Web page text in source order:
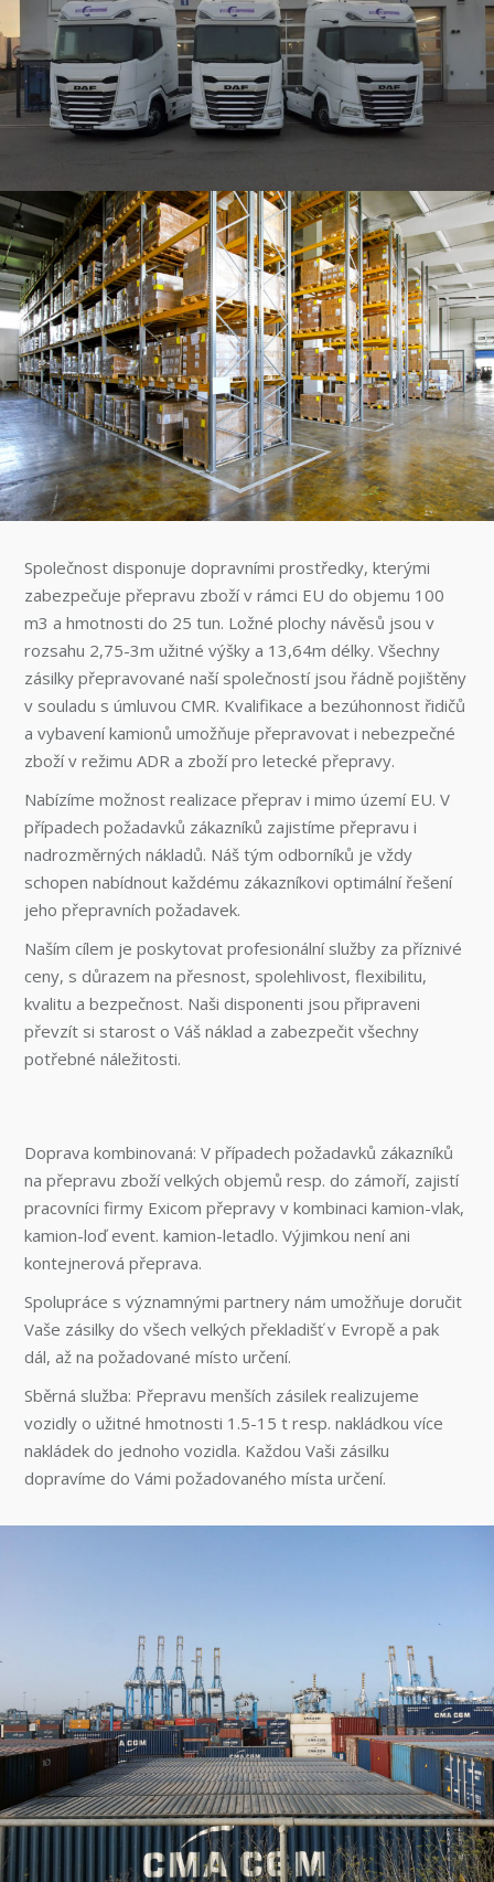
Společnost disponuje dopravními prostředky, kterými
zabezpečuje přepravu zboží v rámci EU do objemu 100
m3 a hmotnosti do 25 tun. Ložné plochy návěsů jsou v
rozsahu 2,75-3m užitné výšky a 13,64m délky. Všechny
zásilky přepravované naší společností jsou řádně pojištěny
v souladu s úmluvou CMR. Kvalifikace a bezúhonnost řidičů
a vybavení kamionů umožňuje přepravovat i nebezpečné
zboží v režimu ADR a zboží pro letecké přepravy.
Nabízíme možnost realizace přeprav i mimo území EU. V
případech požadavků zákazníků zajistíme přepravu i
nadrozměrných nákladů. Náš tým odborníků je vždy
schopen nabídnout každému zákazníkovi optimální řešení
jeho přepravních požadavek.
Naším cílem je poskytovat profesionální služby za příznivé
ceny, s důrazem na přesnost, spolehlivost, flexibilitu,
kvalitu a bezpečnost. Naši disponenti jsou připraveni
převzít si starost o Váš náklad a zabezpečit všechny
potřebné náležitosti.
Doprava kombinovaná: V případech požadavků zákazníků
na přepravu zboží velkých objemů resp. do zámoří, zajistí
pracovníci firmy Exicom přepravy v kombinaci kamion-vlak,
kamion-loď event. kamion-letadlo. Výjimkou není ani
kontejnerová přeprava.
Spolupráce s významnými partnery nám umožňuje doručit
Vaše zásilky do všech velkých překladišť v Evropě a pak
dál, až na požadované místo určení.
Sběrná služba: Přepravu menších zásilek realizujeme
vozidly o užitné hmotnosti 1.5-15 t resp. nakládkou více
nakládek do jednoho vozidla. Každou Vaši zásilku
dopravíme do Vámi požadovaného místa určení.